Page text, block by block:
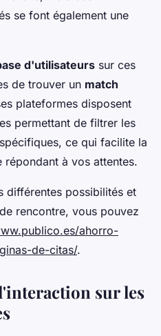
se font également une
d'utilisateurs sur ces
de trouver un match
plateformes disposent
permettant de filtrer les
ce qui facilite la
répondant à vos attentes.
différentes possibilités et
rencontre, vous pouvez
ahorro-
de-citas/.
sur les